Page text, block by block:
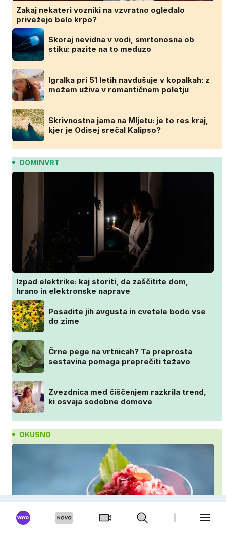
Zakaj nekateri vozniki na vzvratno ogledalo
privežejo belo krpo?
Skoraj nevidna v vodi, smrtonosna ob
stiku: pazite na to meduzo
Igralka pri 51 letih navdušuje v kopalkah: z
možem uživa v romantičnem poletju
Skrivnostna jama na Mljetu: je to res kraj,
kjer je Odisej srečal Kalipso?
DOMINVRT
Izpad elektrike: kaj storiti, da zaščitite dom,
hrano in elektronske naprave
Posadite jih avgusta in cvetele bodo vse
do zime
Črne pege na vrtnicah? Ta preprosta
sestavina pomaga preprečiti težavo
Zvezdnica med čiščenjem razkrila trend,
ki osvaja sodobne domove
OKUSNO